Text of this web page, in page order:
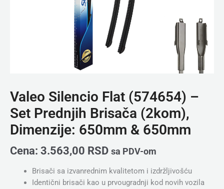
Valeo Silencio Flat (574654) –
Set Prednjih Brisača (2kom),
Dimenzije: 650mm & 650mm
Cena: 3.563,00 RSD sa PDV-om
Brisači sa izvanrednim kvalitetom i izdržljivošću
Identični brisači kao u prvougradnji kod novih vozila